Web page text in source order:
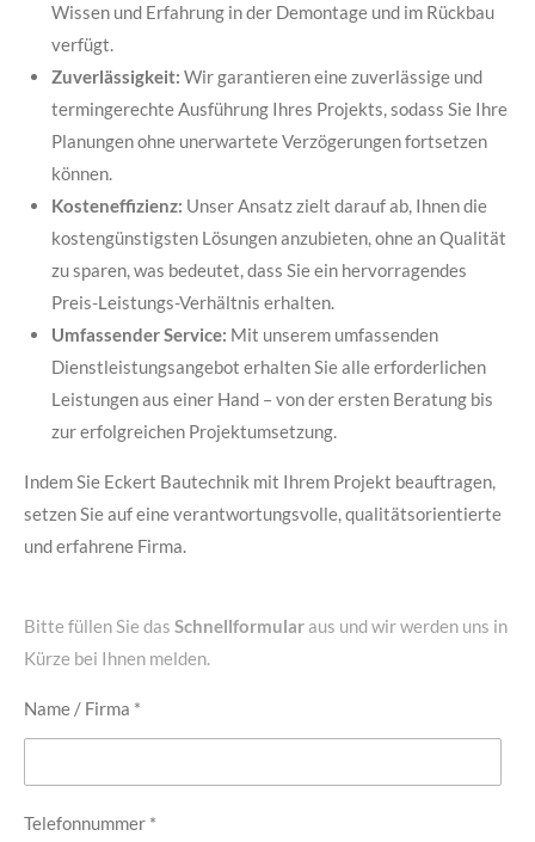
Wissen und Erfahrung in der Demontage und im Rückbau
verfügt.
Zuverlässigkeit: Wir garantieren eine zuverlässige und
termingerechte Ausführung Ihres Projekts, sodass Sie Ihre
Planungen ohne unerwartete Verzögerungen fortsetzen
können.
Kosteneffizienz: Unser Ansatz zielt darauf ab, Ihnen die
kostengünstigsten Lösungen anzubieten, ohne an Qualität
zu sparen, was bedeutet, dass Sie ein hervorragendes
Preis-Leistungs-Verhältnis erhalten.
Umfassender Service: Mit unserem umfassenden
Dienstleistungsangebot erhalten Sie alle erforderlichen
Leistungen aus einer Hand – von der ersten Beratung bis
zur erfolgreichen Projektumsetzung.
Indem Sie Eckert Bautechnik mit Ihrem Projekt beauftragen,
setzen Sie auf eine verantwortungsvolle, qualitätsorientierte
und erfahrene Firma.
Bitte füllen Sie das Schnellformular aus und wir werden uns in
Kürze bei Ihnen melden.
Name / Firma *
Telefonnummer *